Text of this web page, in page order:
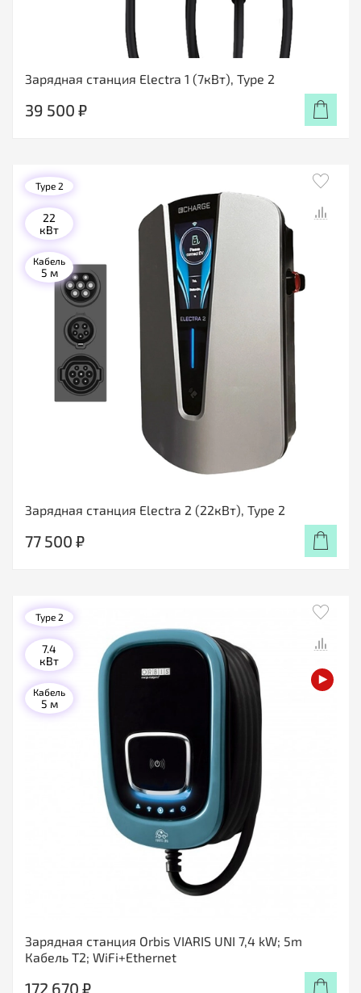
Зарядная станция Electra 1 (7кВт), Type 2
39 500 ₽
Зарядная станция Electra 2 (22кВт), Type 2
Type 2
22
кВт
Кабель
5 м
77 500 ₽
Зарядная станция Orbis VIARIS UNI 7,4 kW; 5m
Кабель T2; WiFi+Ethernet
Type 2
7.4
кВт
Кабель
5 м
172 670 ₽